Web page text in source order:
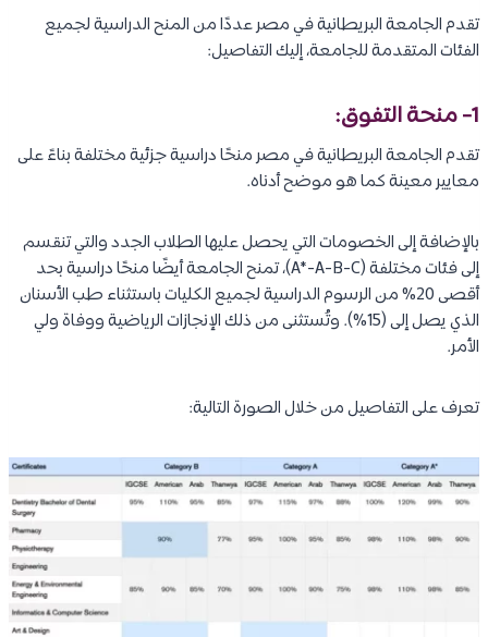
تقدم الجامعة البريطانية في مصر عددًا من المنح الدراسية لجميع
الفئات المتقدمة للجامعة، إليك التفاصيل:
1- منحة التفوق:
تقدم الجامعة البريطانية في مصر منحًا دراسية جزئية مختلفة بناءً على
معايير معينة كما هو موضح أدناه.
بالإضافة إلى الخصومات التي يحصل عليها الطلاب الجدد والتي تنقسم
إلى فئات مختلفة (A*-A-B-C)، تمنح الجامعة أيضًا منحًا دراسية بحد
أقصى 20% من الرسوم الدراسية لجميع الكليات باستثناء طب الأسنان
الذي يصل إلى (15%). وتُستثنى من ذلك الإنجازات الرياضية ووفاة ولي
الأمر.
تعرف على التفاصيل من خلال الصورة التالية: